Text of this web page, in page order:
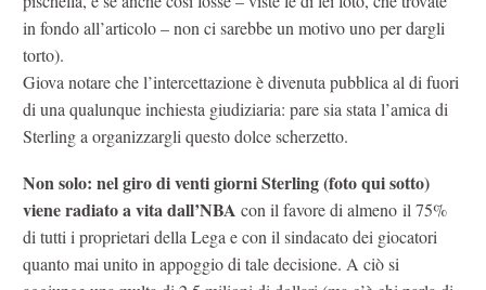
in fondo all’articolo – non ci sarebbe un motivo uno per dargli
torto).
Giova notare che l’intercettazione è divenuta pubblica al di fuori
di una qualunque inchiesta giudiziaria: pare sia stata l’amica di
Sterling a organizzargli questo dolce scherzetto.
Non solo: nel giro di venti giorni Sterling (foto qui sotto)
viene radiato a vita dall’NBA con il favore di almeno il 75%
di tutti i proprietari della Lega e con il sindacato dei giocatori
quanto mai unito in appoggio di tale decisione. A ciò si